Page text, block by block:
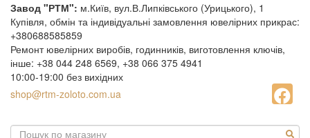
Завод "РТМ": м.Київ, вул.В.Липківського (Урицького), 1
Купівля, обмін та індивідуальні замовлення ювелірних прикрас:
+380688585859
Ремонт ювелірних виробів, годинників, виготовлення ключів,
інше: +38 044 248 6569, +38 066 375 4941
10:00-19:00 без вихідних
shop@rtm-zoloto.com.ua